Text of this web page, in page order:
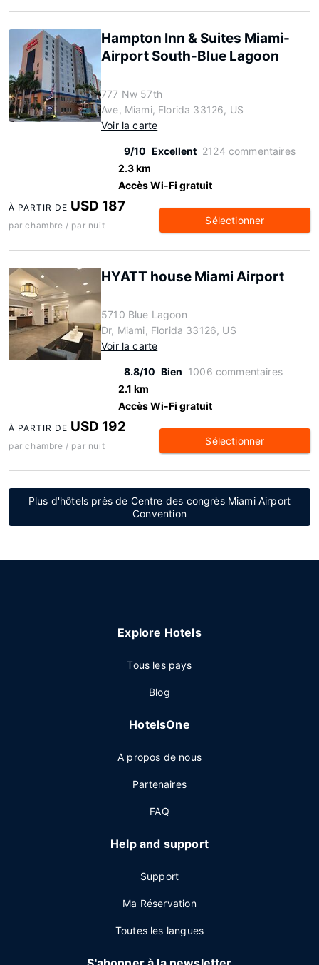
Hampton Inn & Suites Miami-
Airport South-Blue Lagoon
777 Nw 57th
Ave, Miami, Florida 33126, US
Voir la carte
9/10 Excellent 2124 commentaires
2.3 km
Accès Wi-Fi gratuit
À PARTIR DE USD 187
par chambre / par nuit Sélectionner
HYATT house Miami Airport
5710 Blue Lagoon
Dr, Miami, Florida 33126, US
Voir la carte
8.8/10 Bien 1006 commentaires
2.1 km
Accès Wi-Fi gratuit
À PARTIR DE USD 192
par chambre / par nuit Sélectionner
Plus d'hôtels près de Centre des congrès Miami Airport
Convention
Explore Hotels
Tous les pays
Blog
HotelsOne
A propos de nous
Partenaires
FAQ
Help and support
Support
Ma Réservation
Toutes les langues